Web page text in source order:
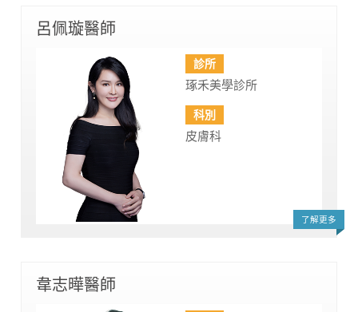
呂佩璇醫師
診所
琢禾美學診所
科別
皮膚科
了解更多
韋志曄醫師